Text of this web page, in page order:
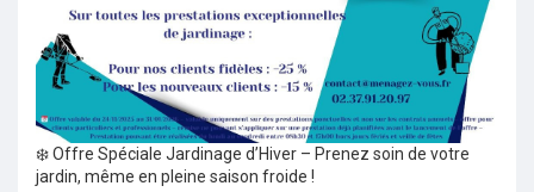
❄️ Offre Spéciale Jardinage d’Hiver – Prenez soin de votre
jardin, même en pleine saison froide !